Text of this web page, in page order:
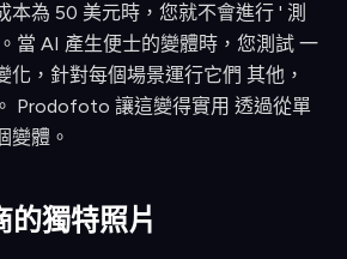
本為 50 美元時，您就不會進行 ' 測
當 AI 產生便士的變體時，您測試 一
化，針對每個場景運行它們 其他，
Prodofoto 讓這變得實用 透過從單
變體。
的獨特照片